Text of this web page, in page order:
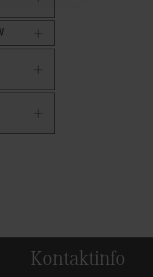
Kontaktinfo